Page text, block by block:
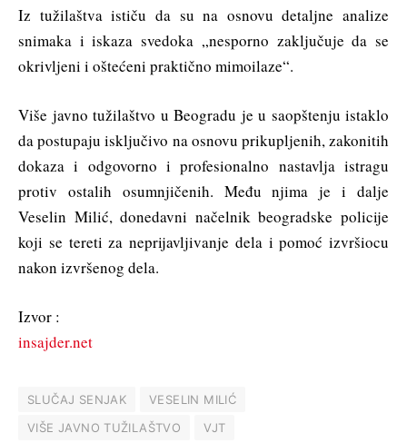
Iz tužilaštva ističu da su na osnovu detaljne analize
snimaka i iskaza svedoka „nesporno zaključuje da se
okrivljeni i oštećeni praktično mimoilaze“.
Više javno tužilaštvo u Beogradu je u saopštenju istaklo
da postupaju isključivo na osnovu prikupljenih, zakonitih
dokaza i odgovorno i profesionalno nastavlja istragu
protiv ostalih osumnjičenih. Među njima je i dalje
Veselin Milić, donedavni načelnik beogradske policije
koji se tereti za neprijavljivanje dela i pomoć izvršiocu
nakon izvršenog dela.
Izvor :
insajder.net
SLUČAJ SENJAK
VESELIN MILIĆ
VIŠE JAVNO TUŽILAŠTVO
VJT